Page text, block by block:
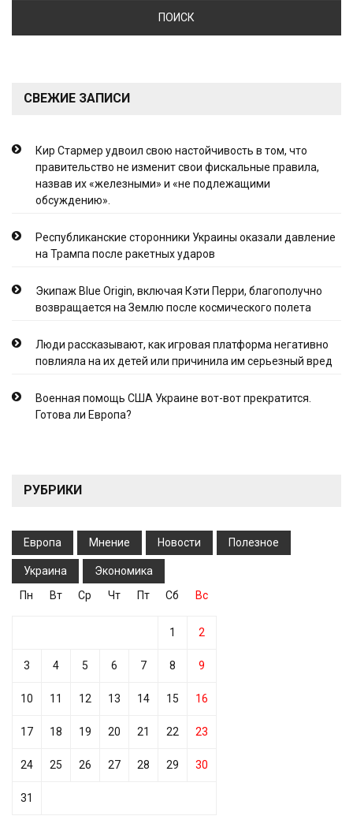
СВЕЖИЕ ЗАПИСИ
Кир Стармер удвоил свою настойчивость в том, что
правительство не изменит свои фискальные правила,
назвав их «железными» и «не подлежащими
обсуждению».
Республиканские сторонники Украины оказали давление
на Трампа после ракетных ударов
Экипаж Blue Origin, включая Кэти Перри, благополучно
возвращается на Землю после космического полета
Люди рассказывают, как игровая платформа негативно
повлияла на их детей или причинила им серьезный вред
Военная помощь США Украине вот-вот прекратится.
Готова ли Европа?
РУБРИКИ
Европа Мнение Новости Полезное
Украина
Экономика
Пн
Вт Ср Чт Пт Сб Вс
1 2
3 4 5 6 7 8 9
10 11 12 13 14 15 16
17 18 19 20 21 22 23
24 25 26 27 28 29 30
31